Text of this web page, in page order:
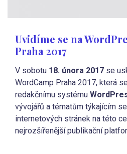
Uvidíme se na
Praha 2017
V sobotu 18. února 2017 se
WordCamp Praha 2017, která
redakčnímu systému
vývojářů a tématům týkajícím
internetových stránek na této
nejrozšířenější publikační